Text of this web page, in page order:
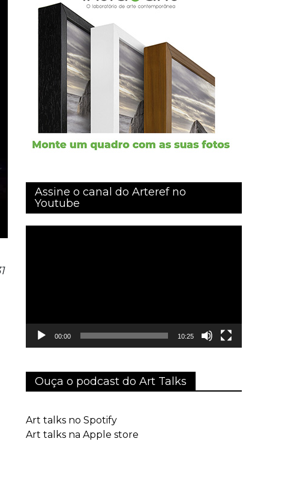
Assine o canal do Arteref no
Youtube
00:00 10:25
Ouça o podcast do Art Talks
Art talks no Spotify
Art talks na Apple store